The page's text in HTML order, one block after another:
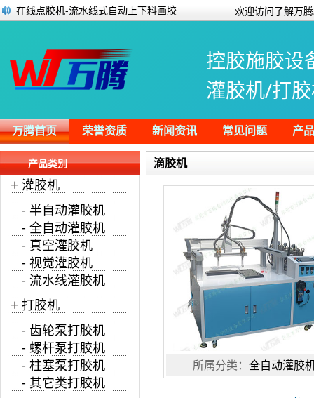
在线点胶机-流水线式自动上下料画胶
汽车玻璃胶和普通玻璃胶一样吗？
应用于锂电池领域的UVLED光源固化UV胶水
万腾户外摄像头打胶视频
贴片加工点胶工艺中的常见问题及相关解
灌封胶的种类、作用以及选择
欢迎访问了解万
控胶施胶设
灌胶机/打
万腾首页 荣誉资质 新闻资讯 常见问题 产
滴胶机
所属分类： 全自动灌胶
产品类别
+ 灌胶机
- 半自动灌胶机
- 全自动灌胶机
- 真空灌胶机
- 视觉灌胶机
- 流水线灌胶机
+ 打胶机
- 齿轮泵打胶机
- 螺杆泵打胶机
- 柱塞泵打胶机
- 其它类打胶机